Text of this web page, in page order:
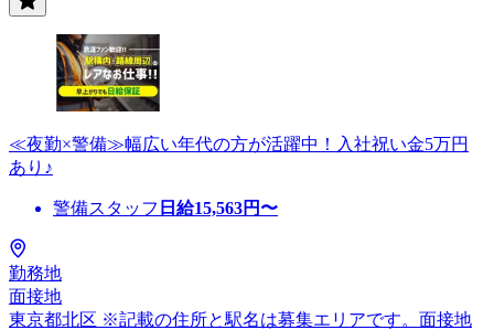
≪夜勤×警備≫幅広い年代の方が活躍中！入社祝い金5万円
あり♪
警備スタッフ 日給15,563円〜
勤務地
面接地
東京都北区 ※記載の住所と駅名は募集エリアです。面接地